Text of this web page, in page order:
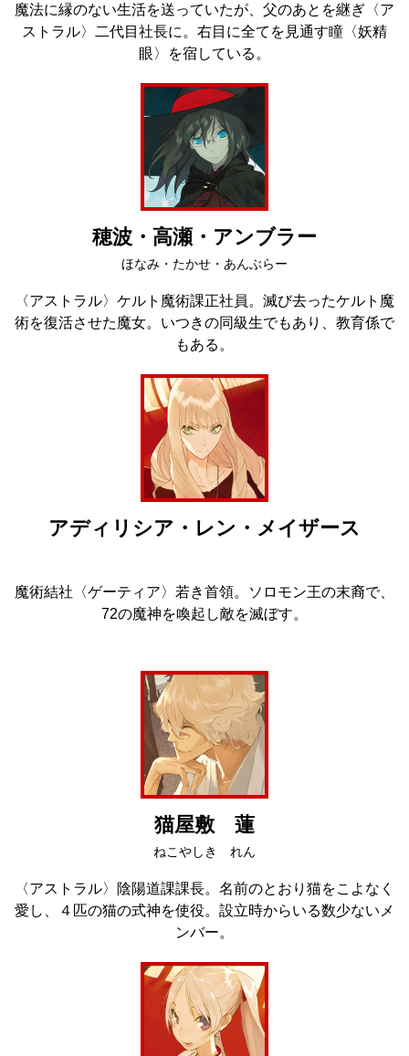
魔法に縁のない生活を送っていたが、父のあとを継ぎ〈ア
ストラル〉二代目社長に。右目に全てを見通す瞳〈妖精
眼〉を宿している。
穂波・高瀬・アンブラー
ほなみ・たかせ・あんぶらー
〈アストラル〉ケルト魔術課正社員。滅び去ったケルト魔
術を復活させた魔女。いつきの同級生でもあり、教育係で
もある。
アディリシア・レン・メイザース
魔術結社〈ゲーティア〉若き首領。ソロモン王の末裔で、
72の魔神を喚起し敵を滅ぼす。
猫屋敷 蓮
ねこやしき れん
〈アストラル〉陰陽道課課長。名前のとおり猫をこよなく
愛し、４匹の猫の式神を使役。設立時からいる数少ないメ
ンバー。